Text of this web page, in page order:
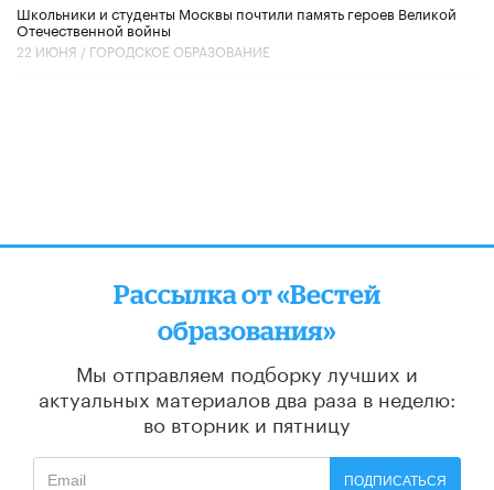
Школьники и студенты Москвы почтили память героев Великой
Отечественной войны
22 ИЮНЯ / ГОРОДСКОЕ ОБРАЗОВАНИЕ
Рассылка от «Вестей
образования»
Мы отправляем подборку лучших и
актуальных материалов два раза в неделю:
во вторник и пятницу
ПОДПИСАТЬСЯ